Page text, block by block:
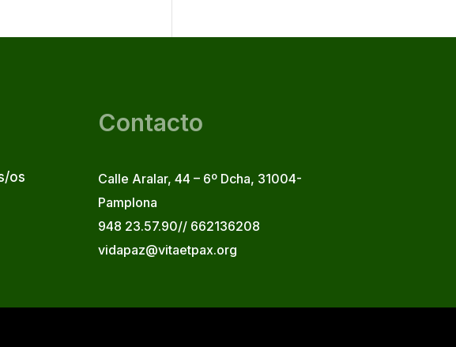
os
Contacto
Calle Aralar, 44 – 6º Dcha, 31004-
Pamplona
948 23.57.90// 662136208
vidapaz@vitaetpax.org